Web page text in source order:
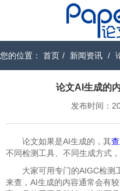
您的位置： 首页 / 新闻资讯 /
论文AI生成的
发布时间：
论文如果是AI生成的，其
不同检测工具、不同生成方式
大家可用专门的AIGC检测
来查，AI生成的内容通常会有